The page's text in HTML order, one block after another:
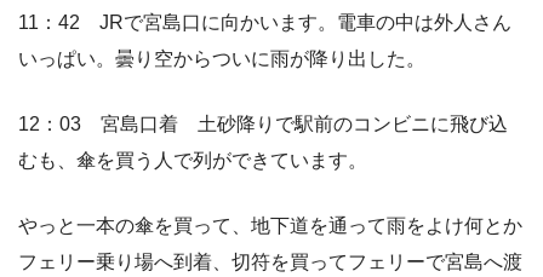
11：42 JRで宮島口に向かいます。電車の中は外人さん
いっぱい。曇り空からついに雨が降り出した。
12：03 宮島口着 土砂降りで駅前のコンビニに飛び込
むも、傘を買う人で列ができています。
やっと一本の傘を買って、地下道を通って雨をよけ何とか
フェリー乗り場へ到着、切符を買ってフェリーで宮島へ渡